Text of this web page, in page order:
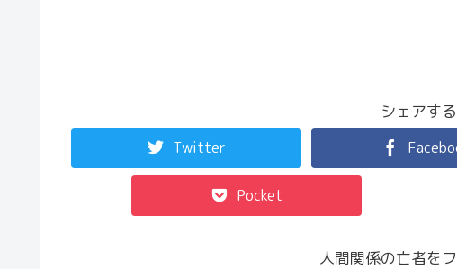
シェアする
Twitter
Pocket
人間関係の亡者を